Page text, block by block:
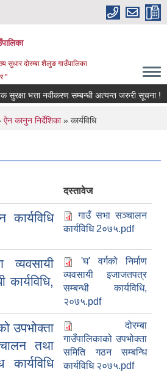
सुधार दोरम्बा शैलुङ गाउँपालिका
"
सुरक्षा भत्ता नवीकरण सम्बन्धी अत्यन्त जरुरी सूचना !
ऐन कानुन निर्देशिका» कार्यविधि
दस्तावेज
गाउँ सभा सञ्चालन
कार्यविधि 2०७५.pdf
व्यवसायी
'घ' वर्गको निर्माण
व्यवसायी इजाजतपत्र
सम्बन्धी कार्यविधि,
२०७५.pdf
उपभोक्ता
तथा
कार्यविधि
दोरम्बा
गाउँपालिकाको उपभोक्ता
समिति गठन सम्बन्धि
कार्यविधि २०७५.pdf